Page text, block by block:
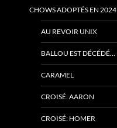
CHOWS ADOPTÉS EN 2024
AU REVOIR UNIX
BALLOU EST DÉCÉDÉ…
CARAMEL
CROISÉ: AARON
CROISÉ: HOMER